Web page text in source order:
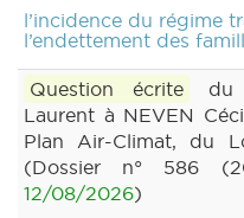
l’incidence du régime
l’endettement des
Question écrite du
Laurent à NEVEN
Plan Air-Climat, du
(Dossier n° 586
12/08/2026)